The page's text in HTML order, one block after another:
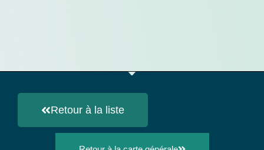
Retour à la liste